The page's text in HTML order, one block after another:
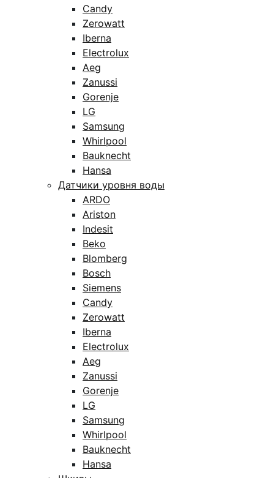
Candy
Zerowatt
Iberna
Electrolux
Aeg
Zanussi
Gorenje
LG
Samsung
Whirlpool
Bauknecht
Hansa
Датчики уровня воды
ARDO
Ariston
Indesit
Beko
Blomberg
Bosch
Siemens
Candy
Zerowatt
Iberna
Electrolux
Aeg
Zanussi
Gorenje
LG
Samsung
Whirlpool
Bauknecht
Hansa